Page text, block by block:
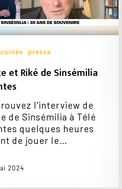
presse
et Riké de Sinsémilia
l'interview de
de Sinsémilia à Télé
quelques heures
de jouer le…
2024